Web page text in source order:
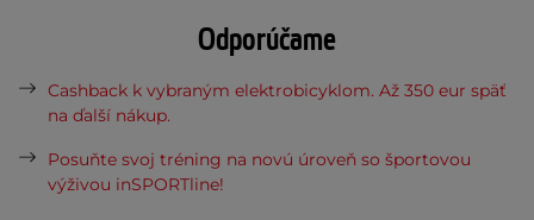
Odporúčame
Cashback k vybraným elektrobicyklom. Až 350 eur späť
na ďalší nákup.
Posuňte svoj tréning na novú úroveň so športovou
výživou inSPORTline!